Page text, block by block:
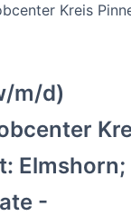
Kreis
m/d)
Elmshorn;
-